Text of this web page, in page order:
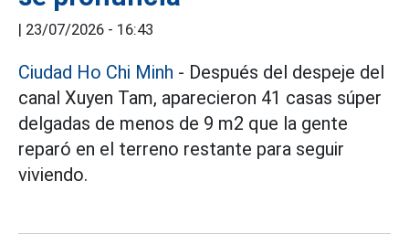
| 23/07/2026 - 16:43
Ciudad Ho Chi Minh - Después del despeje del
canal Xuyen Tam, aparecieron 41 casas súper
delgadas de menos de 9 m2 que la gente
reparó en el terreno restante para seguir
viviendo.